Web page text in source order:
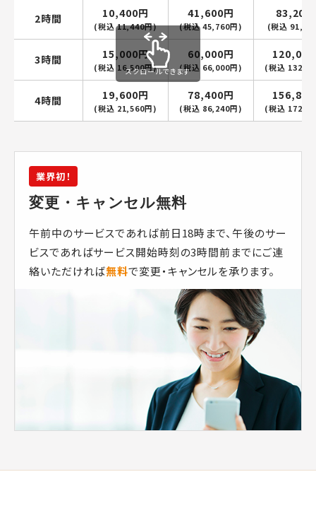
2時間 10,400円
(税込 11,440円)
41,600円
(税込 45,760円)
83,200
(税込
3時間 15,000円
(税込 16,500円)
60,000円
(税込 66,000円) (税込
4時間 19,600円
(税込 21,560円)
78,400円
(税込 86,240円) (税込
スクロールできます
業界初！
変更・キャンセル無料
午前中のサービスであれば前日18時まで、午後のサー
ビスであればサービス開始時刻の3時間前までにご連
絡いただければ無料で変更・キャンセルを承ります。